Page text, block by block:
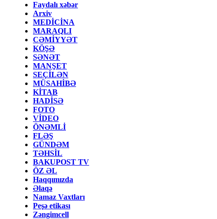
Faydalı xəbər
Arxiv
MEDİCİNA
MARAQLI
CƏMİYYƏT
KÖŞƏ
SƏNƏT
MANŞET
SEÇİLƏN
MÜSAHİBƏ
KİTAB
HADİSƏ
FOTO
VİDEO
ÖNƏMLİ
FLƏŞ
GÜNDƏM
TƏHSİL
BAKUPOST TV
ÖZ ƏL
Haqqımızda
Əlaqə
Namaz Vaxtları
Peşə etikası
Zəngimcell